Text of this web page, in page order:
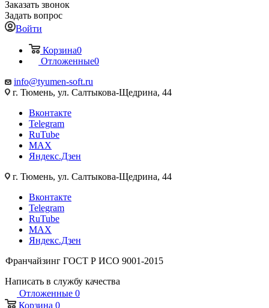
Заказать звонок
Задать вопрос
Войти
Корзина0
Отложенные0
info@tyumen-soft.ru
г. Тюмень, ул. Салтыкова-Щедрина, 44
Вконтакте
Telegram
RuTube
MAX
Яндекс.Дзен
г. Тюмень, ул. Салтыкова-Щедрина, 44
Вконтакте
Telegram
RuTube
MAX
Яндекс.Дзен
Франчайзинг ГОСТ Р ИСО 9001-2015
Написать в службу качества
Отложенные 0
Корзина 0